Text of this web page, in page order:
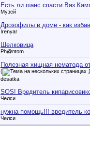
Есть ли шанс спасти Вяз
Музей
Дрозофилы в доме - как
Irenyar
Шелковица
Ph@ntom
Полезная хищная нематода
( 1
desatka
SOS! Вредитель
Челси
нужна помощь!!! вредитель
Челси